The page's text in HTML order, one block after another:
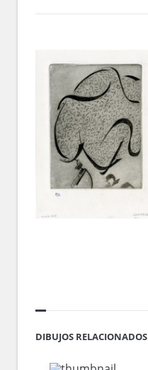
DIBUJOS RELACIONADOS